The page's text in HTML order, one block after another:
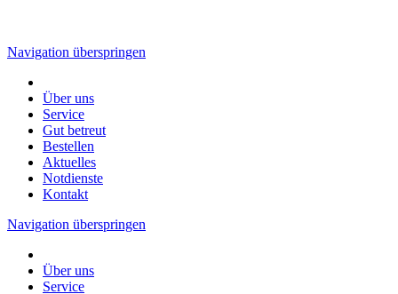
Navigation überspringen
Über uns
Service
Gut betreut
Bestellen
Aktuelles
Notdienste
Kontakt
Navigation überspringen
Über uns
Service